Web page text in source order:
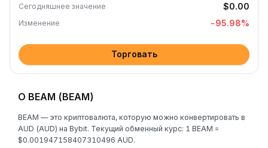
Сегодняшнее значение $0.00
Изменение -95.98%
Торговать
О BEAM (BEAM)
BEAM — это криптовалюта, которую можно конвертировать в
AUD (AUD) на Bybit. Текущий обменный курс: 1 BEAM =
$0.001947158407310496 AUD.